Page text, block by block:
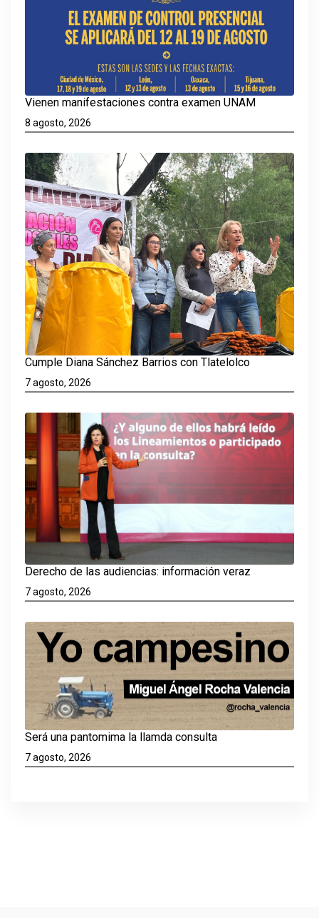
Vienen manifestaciones contra examen UNAM
8 agosto, 2026
Cumple Diana Sánchez Barrios con Tlatelolco
7 agosto, 2026
Derecho de las audiencias: información veraz
7 agosto, 2026
Será una pantomima la llamda consulta
7 agosto, 2026